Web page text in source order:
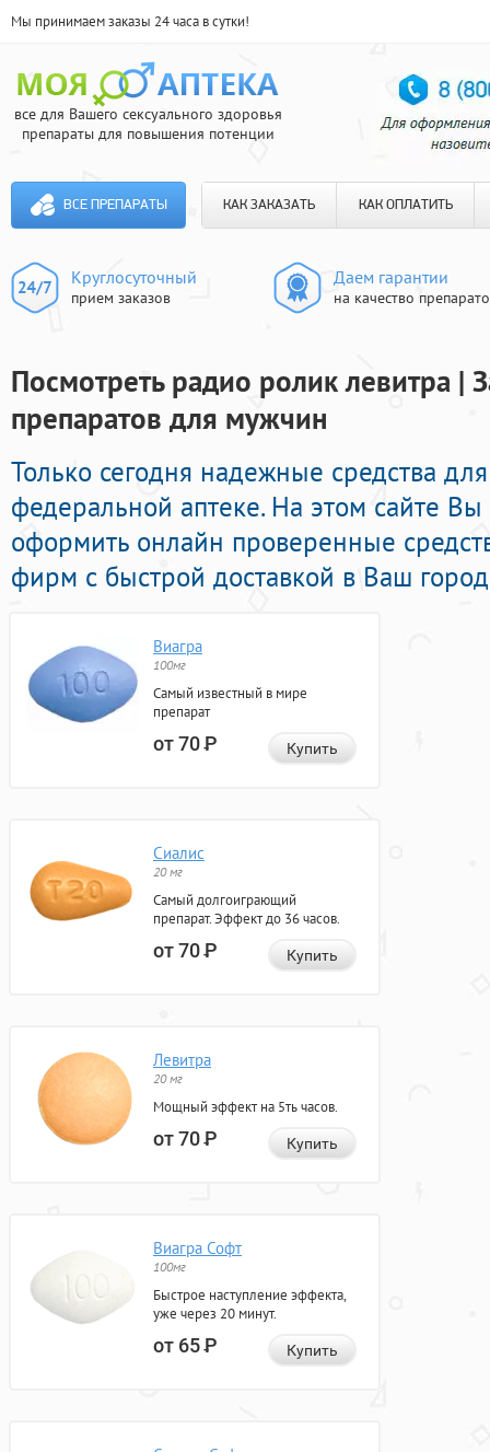
Мы принимаем заказы 24 часа в сутки!
все для Вашего сексуального здоровья
препараты для повышения потенции
ВСЕ ПРЕПАРАТЫ КАК ЗАКАЗАТЬ КАК ОПЛАТИТЬ
Круглосуточный
прием заказов
Даем гарантии
на качество
Посмотреть радио ролик левитра |
препаратов для мужчин
Только сегодня надежные средства
федеральной аптеке. На этом сайте
оформить онлайн проверенные
фирм с быстрой доставкой в Ваш
Виагра
100мг
Самый известный в мире
препарат
от 70Р Купить
Сиалис
20 мг
Самый долгоиграющий
препарат. Эффект до 36 часов.
от 70Р Купить
Левитра
20 мг
Мощный эффект на 5ть часов.
от 70Р Купить
Виагра Софт
100мг
Быстрое наступление эффекта,
уже через 20 минут.
от 65Р Купить